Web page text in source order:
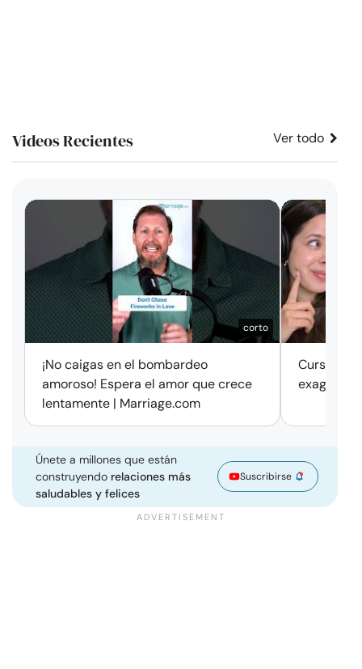
Videos Recientes Ver todo
corto
¡No caigas en el bombardeo
amoroso! Espera el amor que crece
lentamente | Marriage.com
Cursos
Únete a millones que están
construyendo relaciones más
saludables y felices
Suscribirse